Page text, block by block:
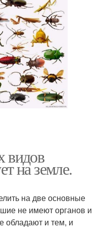
видов
на земле.
на две основные
не имеют органов и
обладают и тем, и